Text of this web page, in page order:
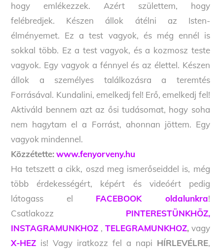
hogy emlékezzek. Azért születtem, hogy
felébredjek. Készen állok átélni az Isten-
élményemet. Ez a test vagyok, és még ennél is
sokkal több. Ez a test vagyok, és a kozmosz teste
vagyok. Egy vagyok a fénnyel és az élettel. Készen
állok a személyes találkozásra a teremtés
Forrásával. Kundalini, emelkedj fel! Erő, emelkedj fel!
Aktiváld bennem azt az ősi tudásomat, hogy soha
nem hagytam el a Forrást, ahonnan jöttem. Egy
vagyok mindennel.
Közzétette: www.fenyorveny.hu
Ha tetszett a cikk, oszd meg ismerőseiddel is, még
több érdekességért, képért és videóért pedig
látogass el FACEBOOK oldalunkra!
Csatlakozz PINTERESTÜNKHÖZ,
INSTAGRAMUNKHOZ , TELEGRAMUNKHOZ,vagy
X-HEZ is! Vagy iratkozz fel a napi HÍRLEVÉLRE,